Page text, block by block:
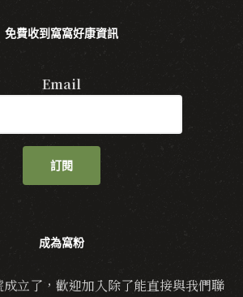
免費收到窩窩好康資訊
Email
訂閱
成為窩粉
立了，歡迎加入除了能直接與我們聯